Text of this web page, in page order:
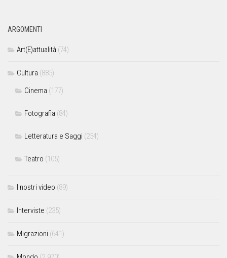
ARGOMENTI
Art(E)attualità (74)
Cultura (885)
Cinema (177)
Fotografia (84)
Letteratura e Saggi (254)
Teatro (105)
I nostri video (89)
Interviste (235)
Migrazioni (641)